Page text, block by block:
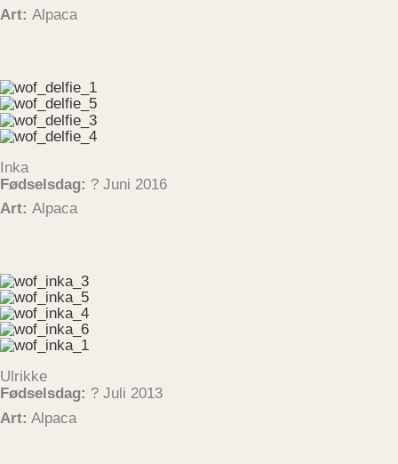
Art: Alpaca
Inka
Fødselsdag: ? Juni 2016
Art: Alpaca
Ulrikke
Fødselsdag: ? Juli 2013
Art: Alpaca